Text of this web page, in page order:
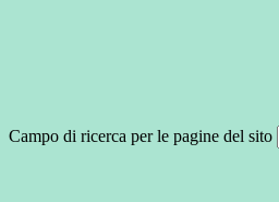
Campo di ricerca per le pagine del sito